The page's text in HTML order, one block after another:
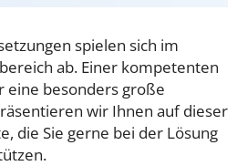
spielen sich im
ab. Einer kompetenten
eine besonders große
wir Ihnen auf dieser
die Sie gerne bei der Lösung